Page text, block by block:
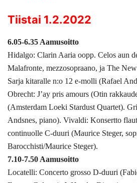
Tiistai 1.2.2022
6.05-6.35 Aamusoitto
Hidalgo: Clarin Aaria oopp. Celos aun
Malafronte, mezzosopraano, ja The
Sarja kitaralle n:o 12 e-molli (Rafael
Obrecht: J’ay pris amours (Otin
(Amsterdam Loeki Stardust Quartet).
Andsnes, piano). Vivaldi: Konsertto
continuolle C-duuri (Maurice Steger,
Barocchisti/Maurice Steger).
7.10-7.50 Aamusoitto
Locatelli: Concerto grosso D-duuri